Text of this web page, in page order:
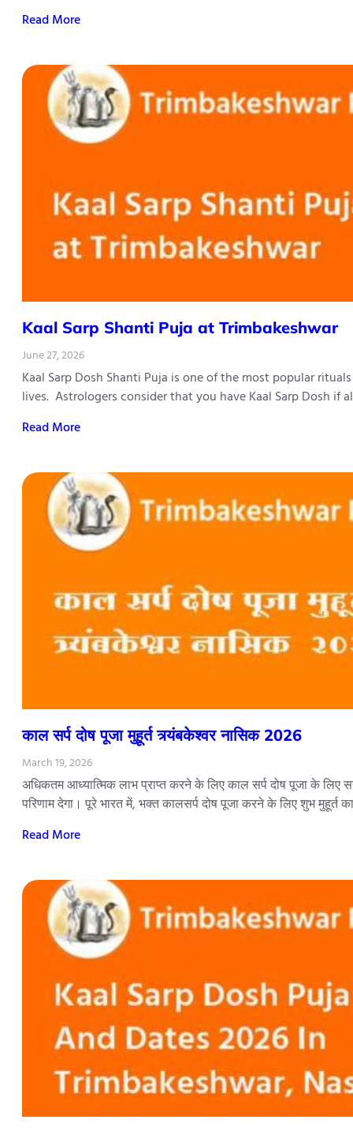
Read More
Kaal Sarp Shanti Puja at Trimbakeshwar
June 27, 2026
Kaal Sarp Dosh Shanti Puja is one of the most popular
lives. Astrologers consider that you have Kaal Sarp Dosh
Read More
काल सर्प दोष पूजा मुहूर्त त्र्यंबकेश्वर नासिक 2026
March 19, 2026
अधिकतम आध्यात्मिक लाभ प्राप्त करने के लिए काल सर्प दोष पूजा के लिए
परिणाम देगा। पूरे भारत में, भक्त कालसर्प दोष पूजा करने के लिए शुभ मुहूर्त
Read More